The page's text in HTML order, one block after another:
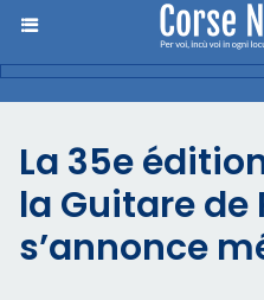
La 35e
la Guitare
s’annonce